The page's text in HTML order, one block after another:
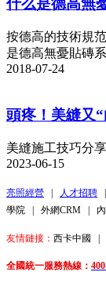
什么是德高無
按德高的技術規
是德高無憂貼磚系
2018-07-24
頭疼！美縫又“
美縫施工技巧分享
2023-06-15
亮照經營 | 人才招聘
學院 | 外網CRM |
友情鏈接： 西卡中國 |
全國統一服務熱線：